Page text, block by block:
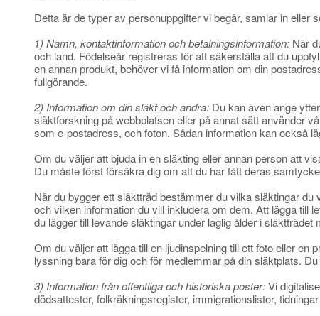
Detta är de typer av personuppgifter vi begär, samlar in eller
1) Namn, kontaktinformation och betalningsinformation: När
och land. Födelseår registreras för att säkerställa att du
en annan produkt, behöver vi få information om din
fullgörande.
2) Information om din släkt och andra: Du kan även ange
släktforskning på webbplatsen eller på annat sätt använder
som e-postadress, och foton. Sådan information kan också
Om du väljer att bjuda in en släkting eller annan person att
Du måste först försäkra dig om att du har fått deras
När du bygger ett släktträd bestämmer du vilka släktingar
och vilken information du vill inkludera om dem. Att lägga till
du lägger till levande släktingar under laglig ålder i
Om du väljer att lägga till en ljudinspelning till ett foto eller
lyssning bara för dig och för medlemmar på din släktplats.
3) Information från offentliga och historiska poster:Vi
dödsattester, folkräkningsregister, immigrationslistor,